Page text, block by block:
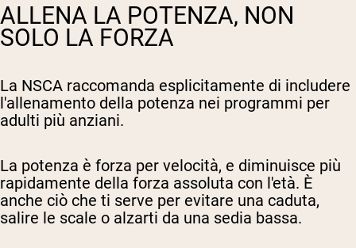
ALLENA LA POTENZA, NON
SOLO LA FORZA
La NSCA raccomanda esplicitamente di includere
l'allenamento della potenza nei programmi per
adulti più anziani.
La potenza è forza per velocità, e diminuisce più
rapidamente della forza assoluta con l'età. È
anche ciò che ti serve per evitare una caduta,
salire le scale o alzarti da una sedia bassa.